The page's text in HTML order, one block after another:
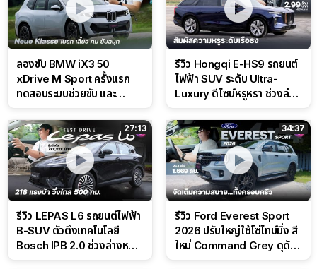
ลองขับ BMW iX3 50
xDrive M Sport ครั้งแรก
ทดสอบระบบช่วยขับ และ
สนาม
รีวิว Hongqi E-HS9 รถยนต์
ไฟฟ้า SUV ระดับ Ultra-
Luxury ดีไซน์หรูหรา ช่วงล่าง
27:13
รีวิว LEPAS L6 รถยนต์ไฟฟ้า
B-SUV ตัวตึงเทคโนโลยี
Bosch IPB 2.0 ช่วงล่างหนึบ
34:37
รีวิว Ford Everest Sport
2026 ปรับใหญ่ใช้โซ่ไทม์มิ่ง สี
ใหม่ Command Grey ดุดัน